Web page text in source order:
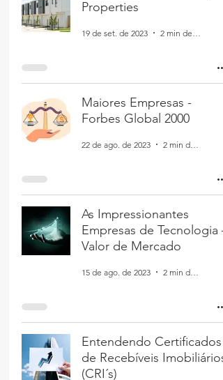
Properties
19 de set. de 2023
Maiores Empresas -
Forbes Global 2000
22 de ago. de 2023
As Impressionantes
Empresas de Tecnologia –
Valor de Mercado
15 de ago. de 2023
Entendendo Certificados
de Recebíveis Imobiliários
(CRI´s)